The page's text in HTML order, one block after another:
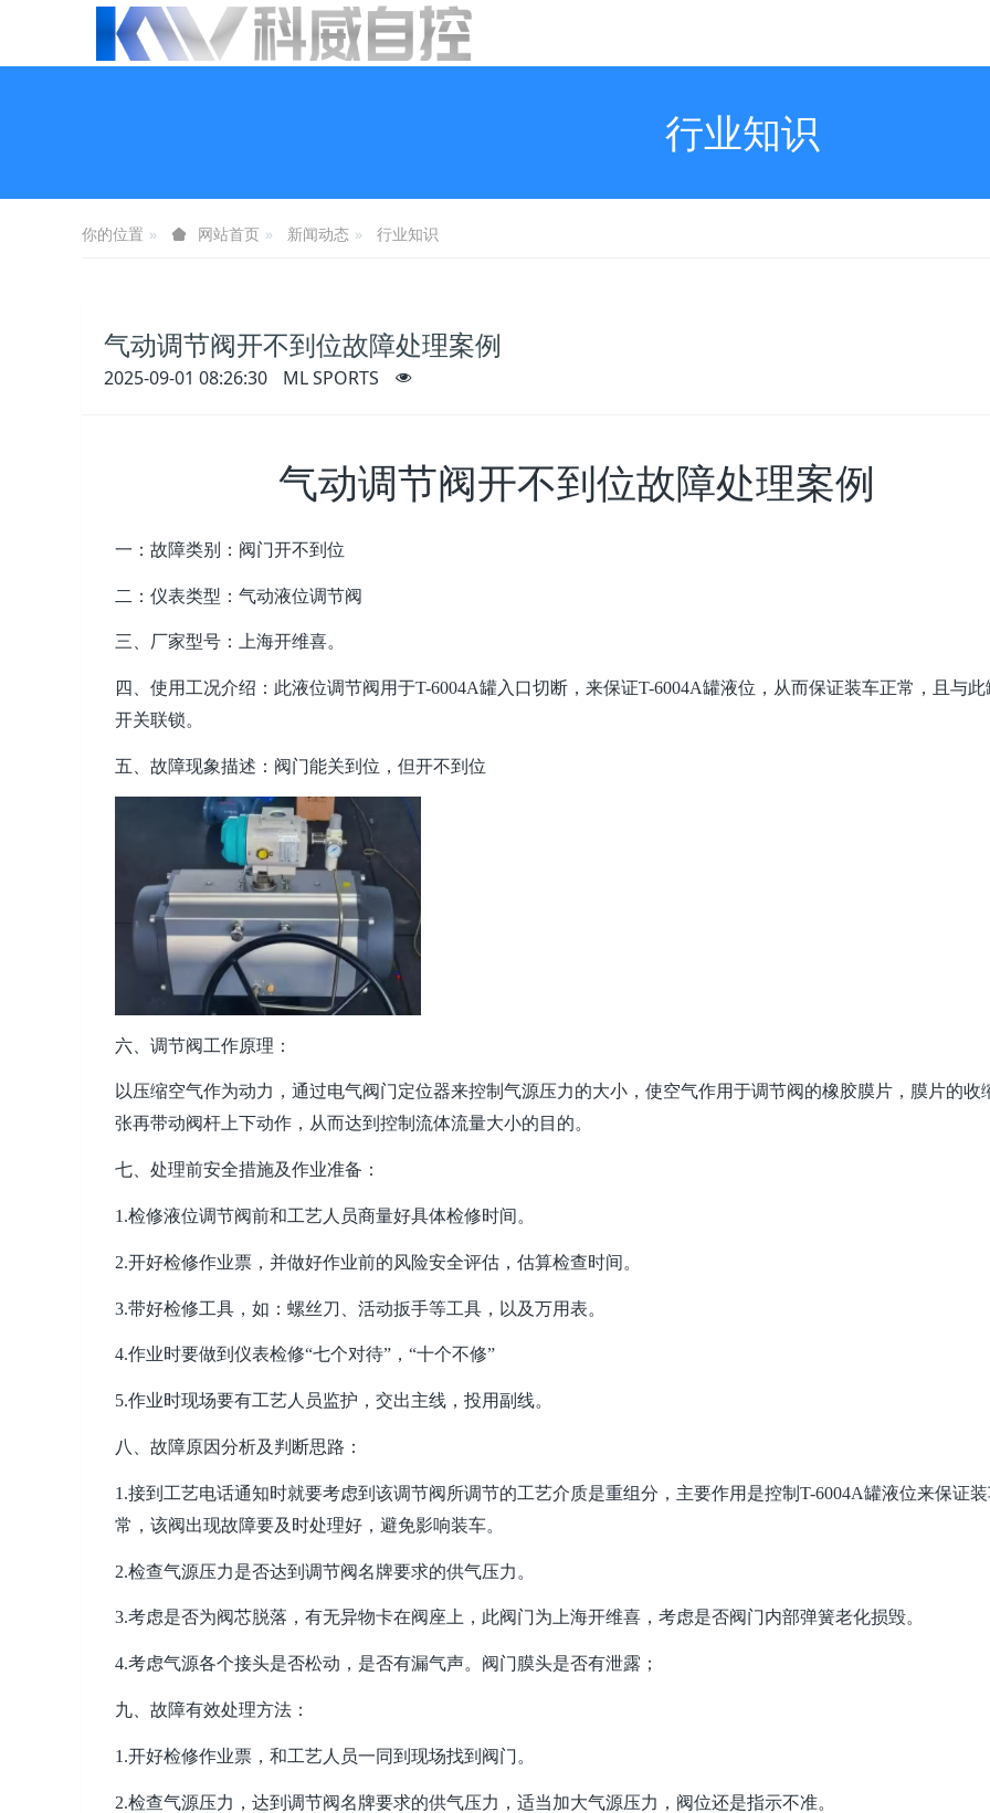
行业知识
你的位置 网站首页 新闻动态 行业知识
气动调节阀开不到位故障处理案例
2025-09-01 08:26:30 ML SPORTS
气动调节阀开不到位故障处理案例
一：故障类别：阀门开不到位
二：仪表类型：气动液位调节阀
三、厂家型号：上海开维喜。
四、使用工况介绍：此液位调节阀用于T-6004A罐入口切断，来保证T-6004A罐液位，从而保证装车正常，且与
开关联锁。
五、故障现象描述：阀门能关到位，但开不到位
六、调节阀工作原理：
以压缩空气作为动力，通过电气阀门定位器来控制气源压力的大小，使空气作用于调节阀的橡胶膜片，膜片的收
张再带动阀杆上下动作，从而达到控制流体流量大小的目的。
七、处理前安全措施及作业准备：
1.检修液位调节阀前和工艺人员商量好具体检修时间。
2.开好检修作业票，并做好作业前的风险安全评估，估算检查时间。
3.带好检修工具，如：螺丝刀、活动扳手等工具，以及万用表。
4.作业时要做到仪表检修“七个对待”，“十个不修”
5.作业时现场要有工艺人员监护，交出主线，投用副线。
八、故障原因分析及判断思路：
1.接到工艺电话通知时就要考虑到该调节阀所调节的工艺介质是重组分，主要作用是控制T-6004A罐液位来保证
常，该阀出现故障要及时处理好，避免影响装车。
2.检查气源压力是否达到调节阀名牌要求的供气压力。
3.考虑是否为阀芯脱落，有无异物卡在阀座上，此阀门为上海开维喜，考虑是否阀门内部弹簧老化损毁。
4.考虑气源各个接头是否松动，是否有漏气声。阀门膜头是否有泄露；
九、故障有效处理方法：
1.开好检修作业票，和工艺人员一同到现场找到阀门。
2.检查气源压力，达到调节阀名牌要求的供气压力，适当加大气源压力，阀位还是指示不准。